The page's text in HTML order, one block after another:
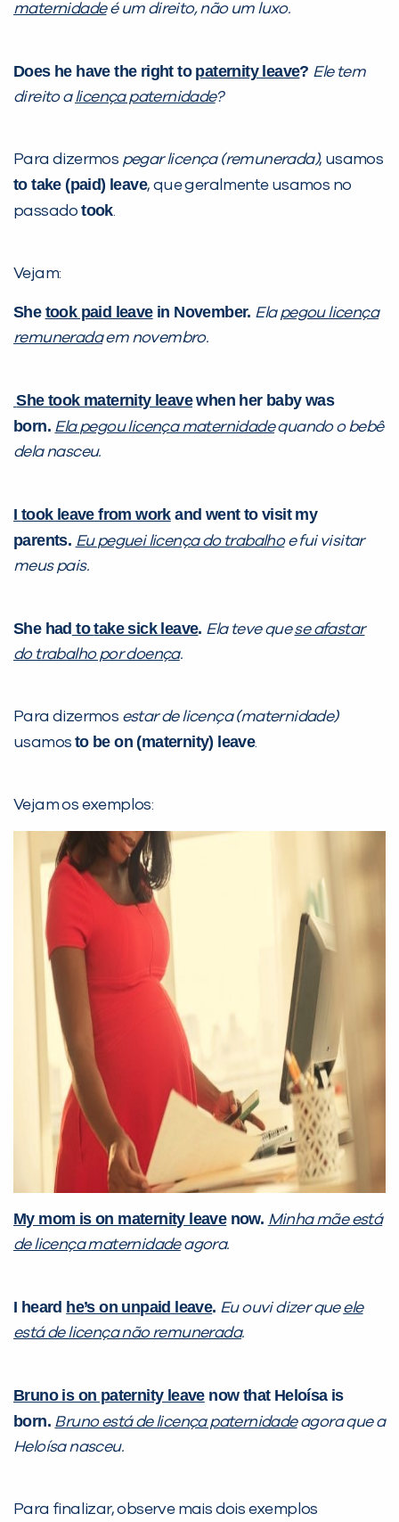
maternidadeé um direito, não um luxo.
Does he have the right to paternity leave? Ele tem
direito alicença paternidade?
Para dizermos pegar licença (remunerada), usamos
to take (paid) leave, que geralmente usamos no
passadotook.
Vejam:
She took paid leavein November. Elapegou licença
remuneradaem novembro.
Shetook maternity leavewhen her baby was
born. Elapegou licença maternidadequando o bebê
dela nasceu.
I took leave from workand went to visit my
parents. Eupeguei licença do trabalhoe fui visitar
meus pais.
She had totake sick leave. Ela teve quese afastar
do trabalho por doença.
Para dizermos estar de licença (maternidade)
usamos to be on (maternity) leave.
Vejam os exemplos:
My mom is on maternity leavenow. Minha mãeestá
de licença maternidadeagora.
I heard he’s on unpaid leave. Eu ouvi dizer queele
está de licença não remunerada.
Bruno is on paternity leavenow that Heloísa is
born. Bruno está de licença paternidadeagora que a
Heloísa nasceu.
Para finalizar, observe mais dois exemplos